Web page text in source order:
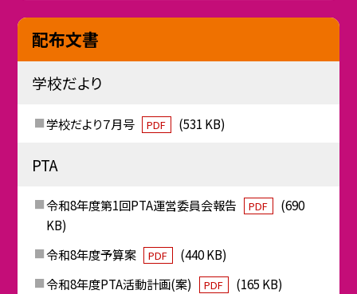
配布文書
学校だより
学校だより７月号 PDF (531 KB)
PTA
令和8年度第1回PTA運営委員会報告 PDF
(690
KB)
令和8年度予算案
PDF
(440 KB)
令和8年度PTA活動計画(案)
PDF
(165 KB)